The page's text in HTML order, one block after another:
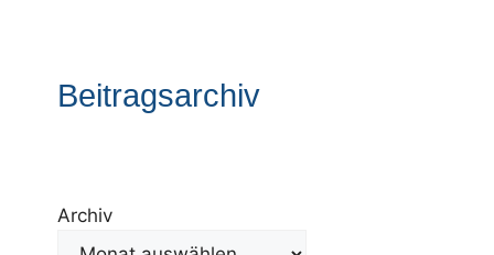
Beitragsarchiv
Archiv